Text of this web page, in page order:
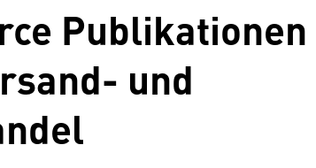
Publikationen
und